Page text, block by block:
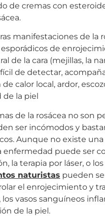
de cremas con
manifestaciones de la
de
de la cara (mejillas, la
de detectar,
calor local, ardor,
la piel
de la rosácea no son
ser incómodos y
Aunque no existe una
enfermedad puede ser
la terapia por láser, o los
naturistas pueden
el enrojecimiento y
los vasos sanguíneos
de la piel.